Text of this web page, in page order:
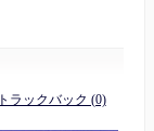
トラックバック (0)